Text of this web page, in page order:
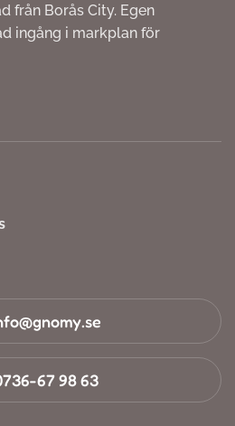
från Borås City. Egen
ingång i markplan för
67 98 63